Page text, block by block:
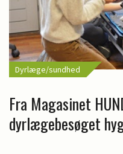
Dyrlæge/sundhed
Fra Magasinet
dyrlægebesøget